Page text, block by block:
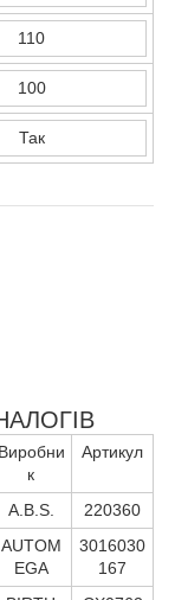
110
100
Так
Виробни
к
Артикул
A.B.S.
220360
AUTOM
EGA
3016030
167